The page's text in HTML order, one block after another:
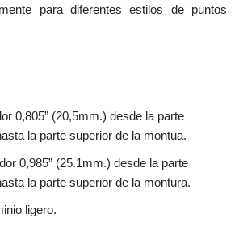
para diferentes estilos de puntos
0,805” (20,5mm.) desde la parte
la parte superior de la montua.
0,985” (25.1mm.) desde la parte
la parte superior de la montura.
ligero.